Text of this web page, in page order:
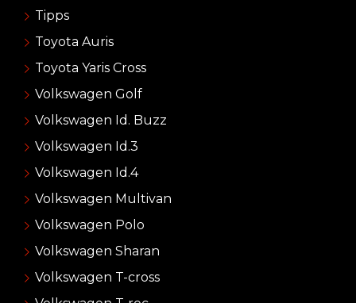
Tipps
Toyota Auris
Toyota Yaris Cross
Volkswagen Golf
Volkswagen Id. Buzz
Volkswagen Id.3
Volkswagen Id.4
Volkswagen Multivan
Volkswagen Polo
Volkswagen Sharan
Volkswagen T-cross